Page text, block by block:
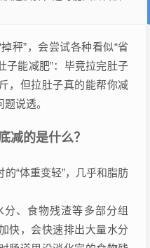
秤”，会尝试各种看似“省
能减肥”：毕竟拉完肚子
，但拉肚子真的能帮你减
说透。
减的是什么？
“体重变轻”，几乎和脂肪
、食物残渣等多部分组
快，会快速排出大量水分